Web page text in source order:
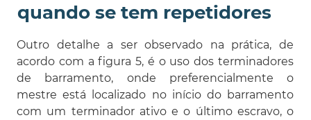
quando se tem repetidores
Outro detalhe a ser observado na prática, de
acordo com a figura 5, é o uso dos terminadores
de barramento, onde preferencialmente o
mestre está localizado no início do barramento
com um terminador ativo e o último escravo, o